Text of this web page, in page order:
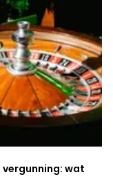
vergunning: wat